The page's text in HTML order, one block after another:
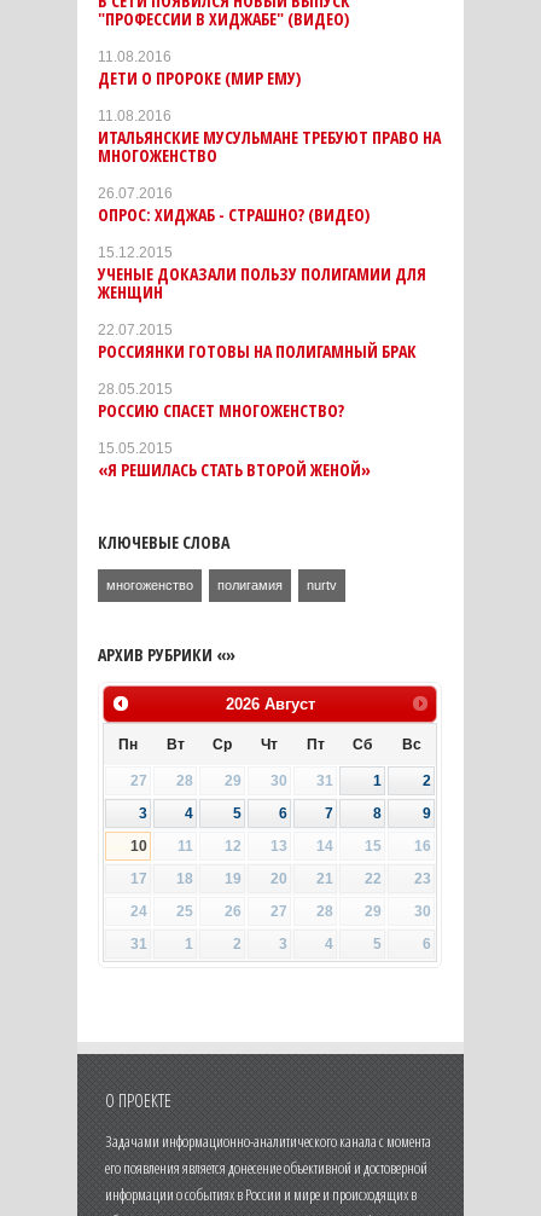
"ПРОФЕССИИ В ХИДЖАБЕ" (ВИДЕО)
11.08.2016
ДЕТИ О ПРОРОКЕ (МИР ЕМУ)
11.08.2016
ИТАЛЬЯНСКИЕ МУСУЛЬМАНЕ ТРЕБУЮТ ПРАВО НА
МНОГОЖЕНСТВО
26.07.2016
ОПРОС: ХИДЖАБ - СТРАШНО? (ВИДЕО)
15.12.2015
УЧЕНЫЕ ДОКАЗАЛИ ПОЛЬЗУ ПОЛИГАМИИ ДЛЯ
ЖЕНЩИН
22.07.2015
РОССИЯНКИ ГОТОВЫ НА ПОЛИГАМНЫЙ БРАК
28.05.2015
РОССИЮ СПАСЕТ МНОГОЖЕНСТВО?
15.05.2015
«Я РЕШИЛАСЬ СТАТЬ ВТОРОЙ ЖЕНОЙ»
КЛЮЧЕВЫЕ СЛОВА
многоженство полигамия nurtv
АРХИВ РУБРИКИ «»
2026 Август
Пн Вт Ср Чт Пт Сб Вс
27 28 29 30 31 1
2
3
4 5 6 7 8
9
10
11 12 13 14 15
16
17
18 19 20 21 22
23
24
25 26 27 28 29
30
31
1 2 3 4 5 6
О ПРОЕКТЕ
Задачами информационно-аналитического канала с момента
его появления является донесение объективной и достоверной
информации о событиях в России и мире и происходящих в